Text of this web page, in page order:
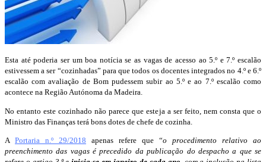
Esta até poderia ser um boa notícia se as vagas de acesso ao 5.º e 7.º escalão
estivessem a ser “cozinhadas” para que todos os docentes integrados no 4.º e 6.º
escalão com avaliação de Bom pudessem subir ao 5.º e ao 7.º escalão como
acontece na Região Autónoma da Madeira.
No entanto este cozinhado não parece que esteja a ser feito, nem consta que o
Ministro das Finanças terá bons dotes de chefe de cozinha.
A Portaria n.º 29/2018 apenas refere que “o procedimento relativo ao
preenchimento das vagas é precedido da publicação do despacho a que se